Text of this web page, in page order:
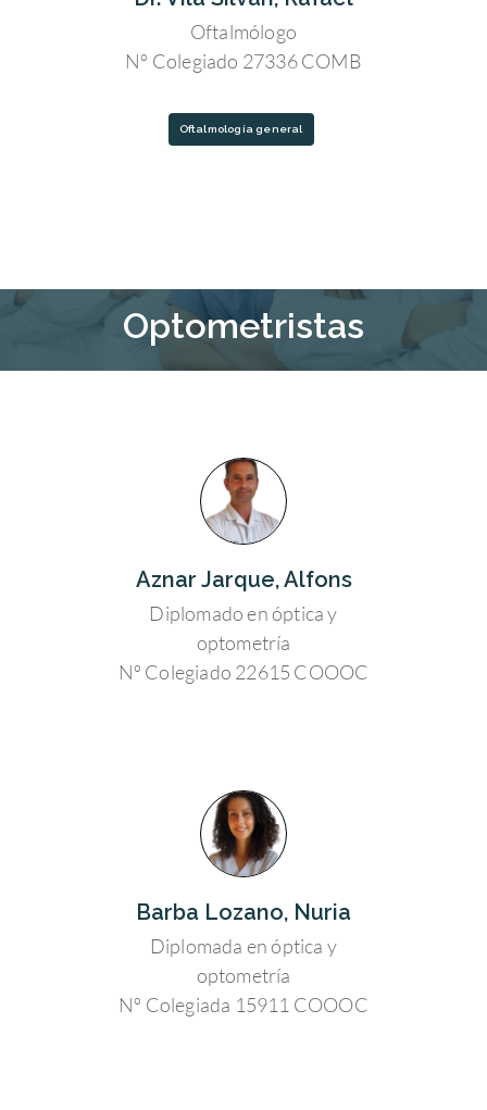
Oftalmólogo
Nº Colegiado 27336 COMB
Oftalmología general
Optometristas
Aznar Jarque, Alfons
Diplomado en óptica y
optometría
Nº Colegiado 22615 COOOC
Barba Lozano, Nuria
Diplomada en óptica y
optometría
Nº Colegiada 15911 COOOC